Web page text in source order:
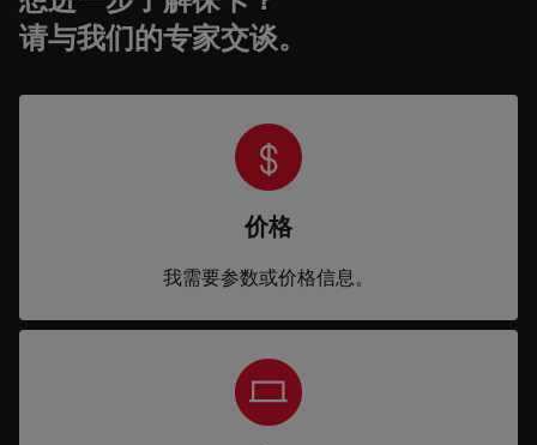
请与我们的专家交谈。
价格
我需要参数或价格信息。